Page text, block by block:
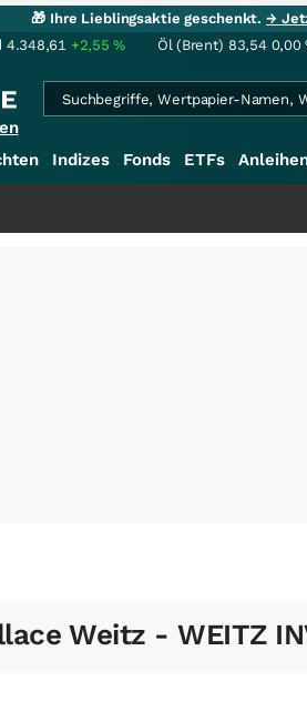
🎁 Ihre Lieblingsaktie geschenkt.→
4.348,61 +2,55% Öl (Brent) 83,54 0,00
Indizes Fonds ETFs
Weitz - WEITZ